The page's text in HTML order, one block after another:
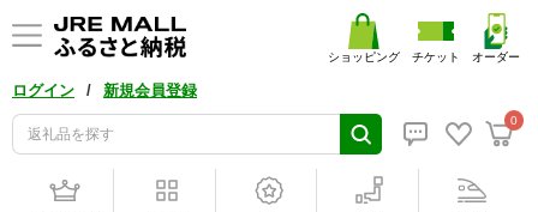
ログイン / 新規会員登録
0
ショッピング チケット オーダー